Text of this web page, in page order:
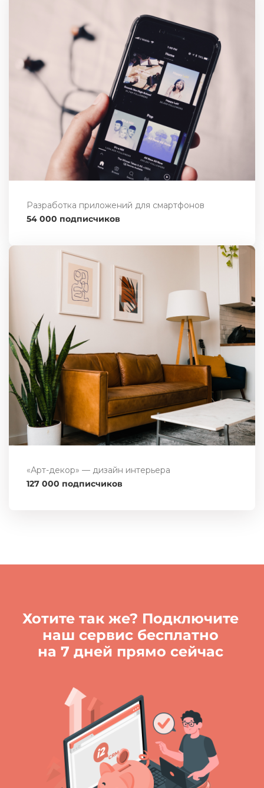
Разработка приложений для смартфонов
54 000 подписчиков
«Арт-декор» — дизайн интерьера
127 000 подписчиков
Хотите так же? Подключите
наш сервис бесплатно
на 7 дней прямо сейчас